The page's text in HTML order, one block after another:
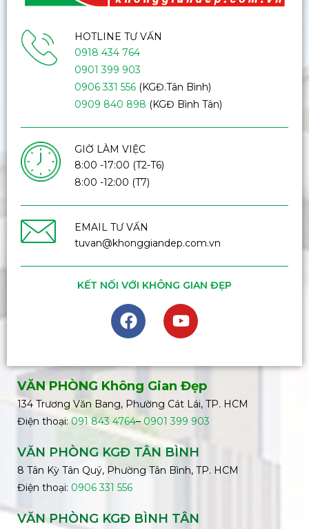
HOTLINE TƯ VẤN
0918 434 764
0901 399 903
0906 331 556(KGĐ.Tân Bình)
0909 840 898 (KGĐ Bình Tân)
GIỜ LÀM VIỆC
8:00 -17:00 (T2-T6)
8:00 -12:00 (T7)
EMAIL TƯ VẤN
tuvan@khonggiandep.com.vn
KẾT NỐI VỚI KHÔNG GIAN ĐẸP
VĂN PHÒNG Không Gian Đẹp
134 Trương Văn Bang, Phường Cát Lái, TP. HCM
Điện thoại:091 843 4764– 0901 399 903
VĂN PHÒNG KGĐ TÂN BÌNH
8 Tân Kỳ Tân Quý, Phường Tân Bình, TP. HCM
Điện thoại: 0906 331 556
VĂN PHÒNG KGĐ BÌNH TÂN